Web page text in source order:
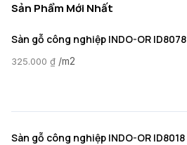
Sản Phẩm Mới Nhất
Sàn gỗ công nghiệp INDO-OR ID8078
325.000 ₫ /m2
Sàn gỗ công nghiệp INDO-OR ID8018